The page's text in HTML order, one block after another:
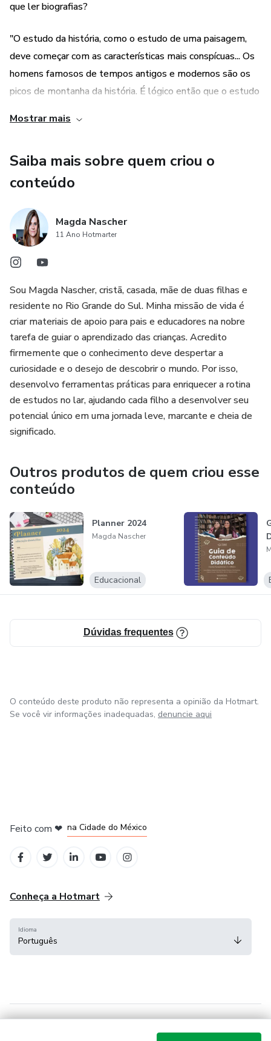
> Perguntas de interpretação - Estágio da Lógica na
> História na Arte - Método Charlotte Mason de
Apreciação de Arte
que ler biografias?
"O estudo da história, como o estudo de uma paisagem,
deve começar com as características mais conspícuas... Os
homens famosos de tempos antigos e modernos são os
picos de montanha da história. É lógico então que o estudo
homens. Não só é lógico; também é pedagógico. A
atenção da criança, cada traço conspícuo da história que lhe
é apresentado deve ter um personagem central. A criança
Rômulo, Hércules ou Alexandre que a criança tem na
mente quando lê, mas ela mesma, agindo em condições
similares." John Haaren
Mostrar mais
Saiba mais sobre quem criou o
conteúdo
Magda Nascher
11 Ano Hotmarter
Sou Magda Nascher, cristã, casada, mãe de duas filhas e
residente no Rio Grande do Sul. Minha missão de vida é
criar materiais de apoio para pais e educadores na nobre
tarefa de guiar o aprendizado das crianças. Acredito
firmemente que o conhecimento deve despertar a
curiosidade e o desejo de descobrir o mundo. Por isso,
desenvolvo ferramentas práticas para enriquecer a rotina
de estudos no lar, ajudando cada filho a desenvolver seu
potencial único em uma jornada leve, marcante e cheia de
significado.
Outros produtos de quem criou esse
conteúdo
Planner 2024
Magda Nascher
Educacional
Dúvidas frequentes
O conteúdo deste produto não representa a opinião da Hotmart.
Se você vir informações inadequadas, denuncie aqui
Feito com ❤ na Cidade do México
Conheça a Hotmart
Idioma
Português